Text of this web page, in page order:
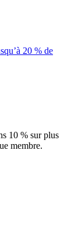
20 % de
10 % sur plus
membre.